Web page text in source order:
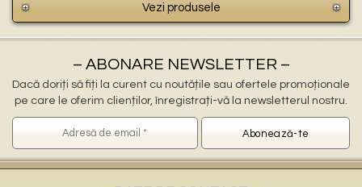
Vezi produsele
– ABONARE NEWSLETTER –
Dacă doriți să fiți la curent cu noutățile sau ofertele promoționale
pe care le oferim clienților, înregistrați-vă la newsletterul nostru.